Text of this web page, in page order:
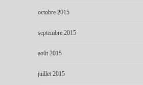
octobre 2015
septembre 2015
août 2015
juillet 2015